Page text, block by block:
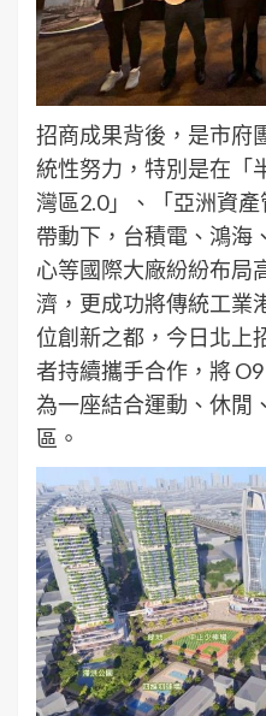
招商成果背後，是市府
統性努力，特別是在「
灣區2.0」、「亞洲資
帶動下，台積電、鴻海
心等國際大廠紛紛布局
濟，更成功將傳統工業
位創新之都，今日北上
者持續攜手合作，將
為一座結合運動、休閒
區。